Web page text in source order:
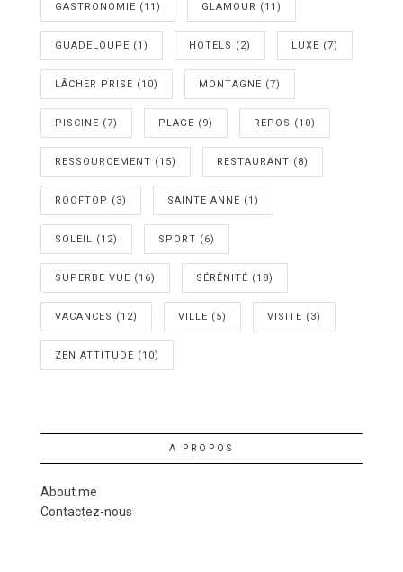
GASTRONOMIE (11) GLAMOUR (11)
GUADELOUPE (1) HOTELS (2) LUXE (7)
LÂCHER PRISE (10) MONTAGNE (7)
PISCINE (7) PLAGE (9) REPOS (10)
RESSOURCEMENT (15) RESTAURANT (8)
ROOFTOP (3) SAINTE ANNE (1)
SOLEIL (12) SPORT (6)
SUPERBE VUE (16) SÉRÉNITÉ (18)
VACANCES (12) VILLE (5) VISITE (3)
ZEN ATTITUDE (10)
A PROPOS
About me
Contactez-nous